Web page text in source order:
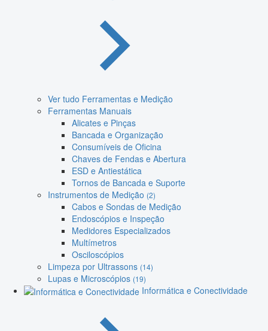
Ver tudo Ferramentas e Medição
Ferramentas Manuais
Alicates e Pinças
Bancada e Organização
Consumíveis de Oficina
Chaves de Fendas e Abertura
ESD e Antiestática
Tornos de Bancada e Suporte
Instrumentos de Medição (2)
Cabos e Sondas de Medição
Endoscópios e Inspeção
Medidores Especializados
Multímetros
Osciloscópios
Limpeza por Ultrassons (14)
Lupas e Microscópios (19)
Informática e Conectividade